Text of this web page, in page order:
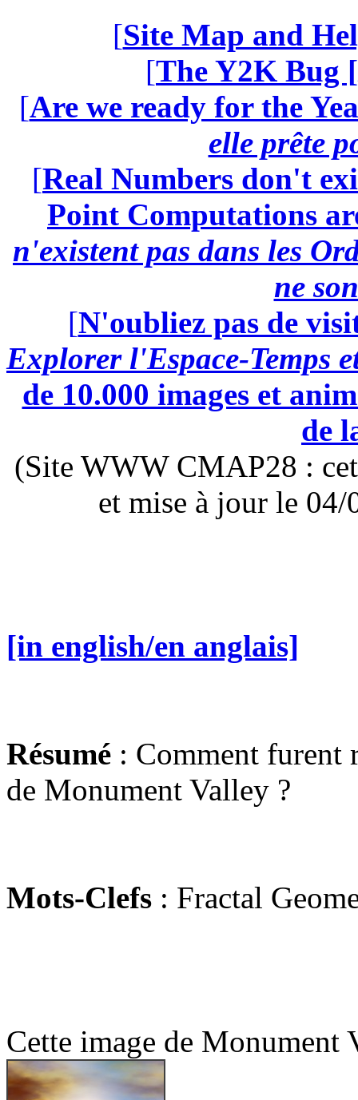
[Site Map and
[The Y2K Bug [
[Are we ready for the
elle prête
[Real Numbers don't
Point Computations
n'existent pas dans les
ne
[N'oubliez pas de
Explorer l'Espace-Temps
de 10.000 images et
de
(Site WWW CMAP28 :
et mise à jour le
[in english/en anglais]
Résumé : Comment furent
de Monument Valley ?
Mots-Clefs : Fractal
Cette image de Monument